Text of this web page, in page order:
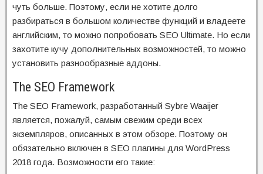
чуть больше. Поэтому, если не хотите долго
разбираться в большом количестве функций и владеете
английским, то можно попробовать SEO Ultimate. Но если
захотите кучу дополнительных возможностей, то можно
установить разнообразные аддоны.
The SEO Framework
The SEO Framework, разработанный Sybre Waaijer
является, пожалуй, самым свежим среди всех
экземпляров, описанных в этом обзоре. Поэтому он
обязательно включен в SEO плагины для WordPress
2018 года. Возможности его такие: